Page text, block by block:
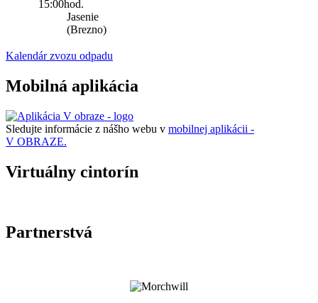
15:00hod.
Jasenie
(Brezno)
Kalendár zvozu odpadu
Mobilná aplikácia
Sledujte informácie z nášho webu v mobilnej aplikácii -
V OBRAZE.
Virtuálny cintorín
Partnerstvá